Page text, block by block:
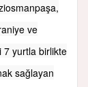
ve
7 yurtla birlikte
sağlayan